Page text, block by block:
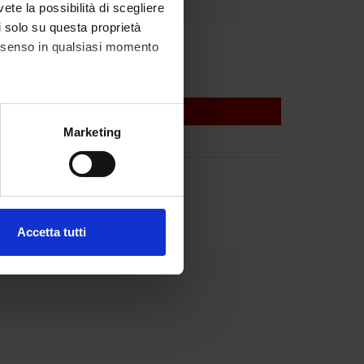
la possibilità di scegliere
su questa proprietà
in qualsiasi momento
metro,Marketing
Accetta tutti